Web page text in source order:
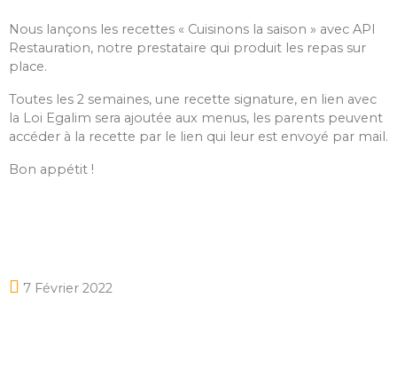
Nous lançons les recettes « Cuisinons la saison » avec API
Restauration, notre prestataire qui produit les repas sur
place.
Toutes les 2 semaines, une recette signature, en lien avec
la Loi Egalim sera ajoutée aux menus, les parents peuvent
accéder à la recette par le lien qui leur est envoyé par mail.
Bon appétit !
7 Février 2022